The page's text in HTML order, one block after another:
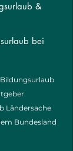
&
bei
Ländersache
Bundesland